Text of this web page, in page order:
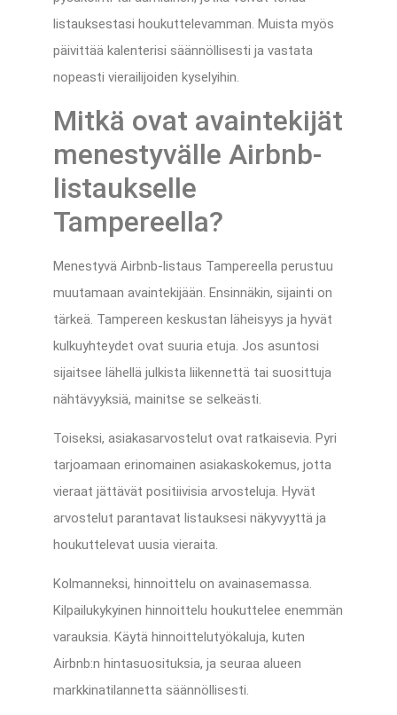
listauksestasi houkuttelevamman. Muista myös
päivittää kalenterisi säännöllisesti ja vastata
nopeasti vierailijoiden kyselyihin.
Mitkä ovat avaintekijät
menestyvälle Airbnb-
listaukselle
Tampereella?
Menestyvä Airbnb-listaus Tampereella perustuu
muutamaan avaintekijään. Ensinnäkin, sijainti on
tärkeä. Tampereen keskustan läheisyys ja hyvät
kulkuyhteydet ovat suuria etuja. Jos asuntosi
sijaitsee lähellä julkista liikennettä tai suosittuja
nähtävyyksiä, mainitse se selkeästi.
Toiseksi, asiakasarvostelut ovat ratkaisevia. Pyri
tarjoamaan erinomainen asiakaskokemus, jotta
vieraat jättävät positiivisia arvosteluja. Hyvät
arvostelut parantavat listauksesi näkyvyyttä ja
houkuttelevat uusia vieraita.
Kolmanneksi, hinnoittelu on avainasemassa.
Kilpailukykyinen hinnoittelu houkuttelee enemmän
varauksia. Käytä hinnoittelutyökaluja, kuten
Airbnb:n hintasuosituksia, ja seuraa alueen
markkinatilannetta säännöllisesti.